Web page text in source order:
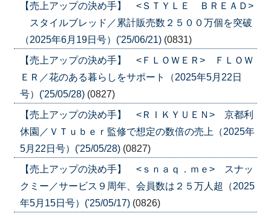
【売上アップの決め手】 <ＳＴＹＬＥ ＢＲＥＡＤ>
スタイルブレッド／累計販売数２５００万個を突破
（2025年6月19日号）('25/06/21) (0831)
【売上アップの決め手】 <ＦＬＯＷＥＲ> ＦＬＯＷ
ＥＲ／花のある暮らしをサポート（2025年5月22日
号）('25/05/28) (0827)
【売上アップの決め手】 <ＲＩＫＹＵＥＮ> 京都利
休園／ＶＴｕｂｅｒ監修で想定の数倍の売上（2025年
5月22日号）('25/05/28) (0827)
【売上アップの決め手】 <ｓｎａｑ．ｍｅ> スナッ
クミー／サービス９周年、会員数は２５万人超（2025
年5月15日号）('25/05/17) (0826)